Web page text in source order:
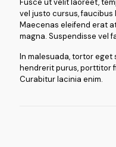
Fusce ut velit laoreet,
vel justo cursus,
Maecenas eleifend erat
magna. Suspendisse vel
In malesuada, tortor eget
hendrerit purus, porttitor
Curabitur lacinia enim.